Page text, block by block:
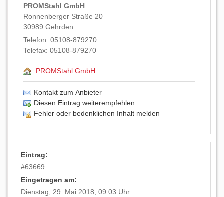
PROMStahl GmbH
Ronnenberger Straße 20
30989 Gehrden
Telefon: 05108-879270
Telefax: 05108-879270
PROMStahl GmbH
Kontakt zum Anbieter
Diesen Eintrag weiterempfehlen
Fehler oder bedenklichen Inhalt melden
Eintrag:
#63669
Eingetragen am:
Dienstag, 29. Mai 2018, 09:03 Uhr